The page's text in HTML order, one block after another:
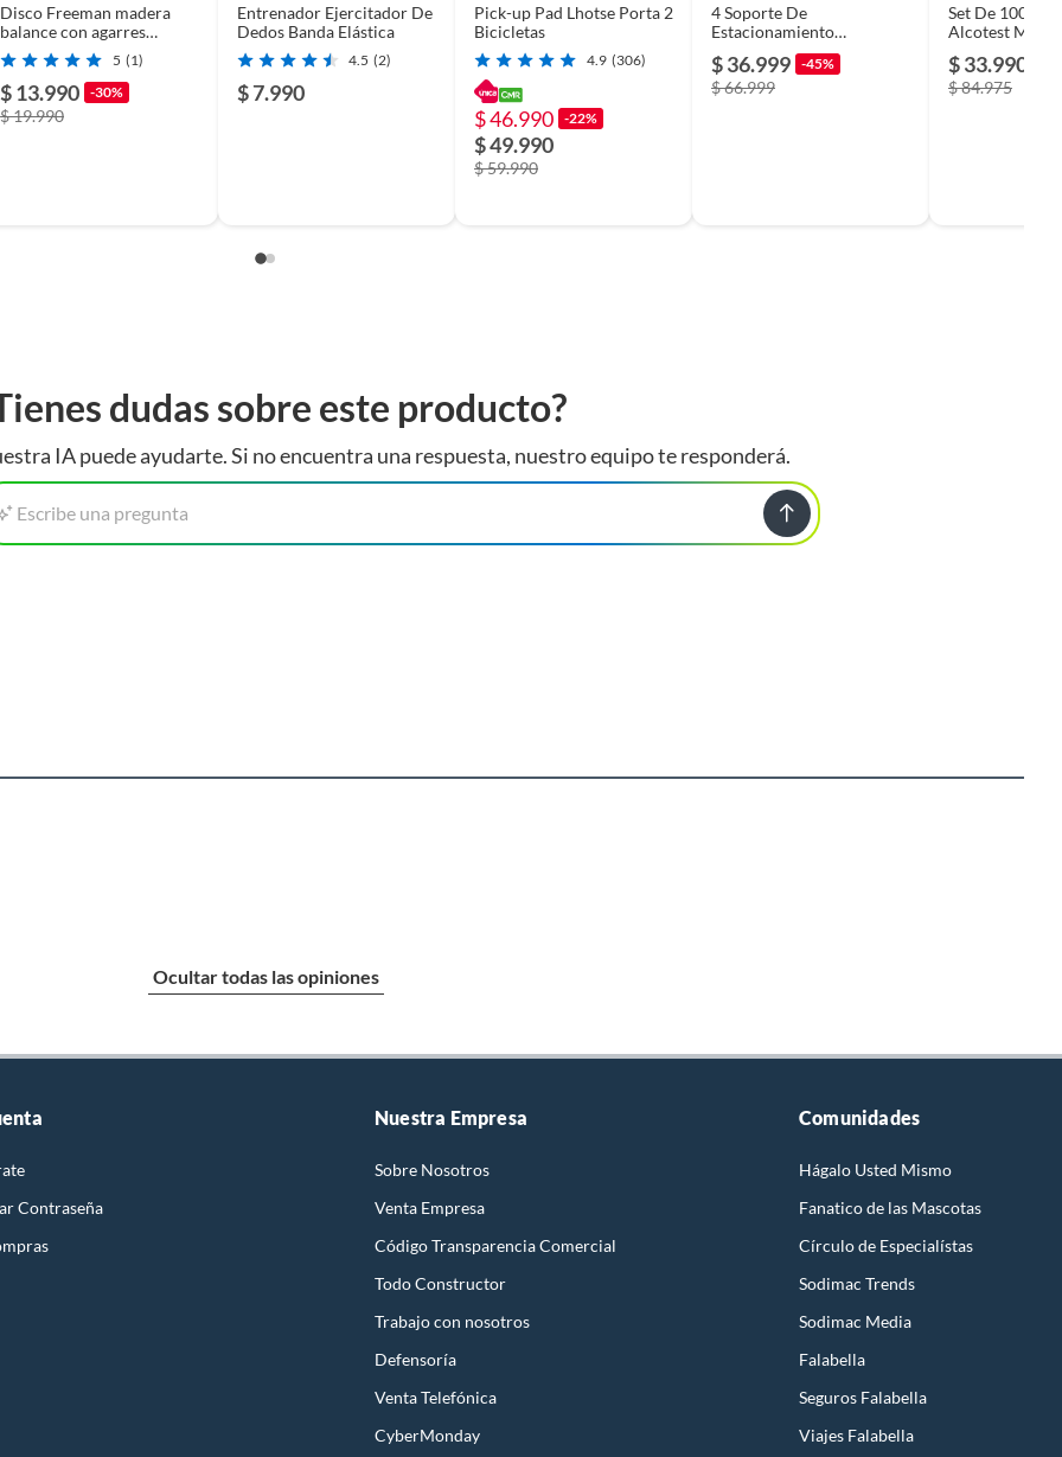
Disco Freeman madera
balance con agarres
Tgb9006
5 (1)
$ 13.990 -30%
$ 19.990
Entrenador Ejercitador De
Dedos Banda Elástica
4.5 (2)
$ 7.990
Pick-up Pad Lhotse Porta 2
Bicicletas
4.9 (306)
$ 46.990 -22%
$ 49.990
$ 59.990
4 Soporte De
Estacionamiento
Bicicletaestantes
Ajustables
$ 36.999 -45%
$ 66.999
Set De 100
Alcotest
$ 33.990
$ 84.975
dudas sobre este producto?
IA puede ayudarte. Si no encuentra una respuesta, nuestro equipo te responderá.
Escribe una pregunta
Ocultar todas las opiniones
Contraseña
Nuestra Empresa
Sobre Nosotros
Venta Empresa
Código Transparencia Comercial
Todo Constructor
Trabajo con nosotros
Defensoría
Venta Telefónica
CyberMonday
Comunidades
Hágalo Usted Mismo
Fanatico de las Mascotas
Círculo de Especialístas
Sodimac Trends
Sodimac Media
Falabella
Seguros Falabella
Viajes Falabella